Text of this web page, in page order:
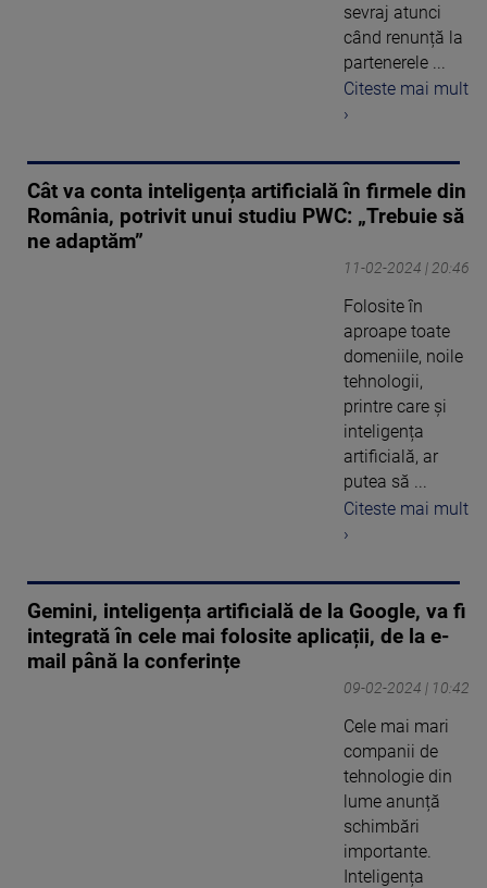
sevraj atunci
când renunță la
partenerele ...
Citeste mai mult
›
Cât va conta inteligența artificială în firmele din
România, potrivit unui studiu PWC: „Trebuie să
ne adaptăm”
11-02-2024 | 20:46
Folosite în
aproape toate
domeniile, noile
tehnologii,
printre care și
inteligența
artificială, ar
putea să ...
Citeste mai mult
›
Gemini, inteligența artificială de la Google, va fi
integrată în cele mai folosite aplicații, de la e-
mail până la conferințe
09-02-2024 | 10:42
Cele mai mari
companii de
tehnologie din
lume anunță
schimbări
importante.
Inteligența